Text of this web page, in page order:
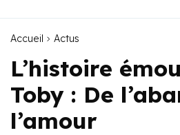
Accueil Actus
L’histoire
Toby : De
l’amour